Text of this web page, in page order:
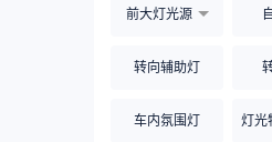
前大灯光源
转向辅助灯
车内氛围灯 灯光